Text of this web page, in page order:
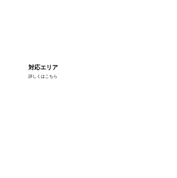
詳しくはこちら
対応エリア